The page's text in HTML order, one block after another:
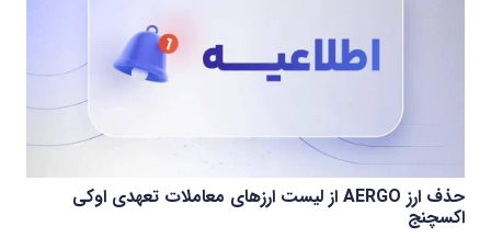
حذف ارز AERGO از لیست ارزهای معاملات تعهدی اوکی
اکسچنج